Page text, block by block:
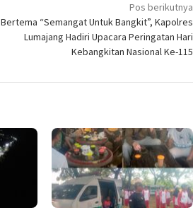
Pos berikutnya
Bertema “Semangat Untuk Bangkit”, Kapolres
Lumajang Hadiri Upacara Peringatan Hari
Kebangkitan Nasional Ke-115